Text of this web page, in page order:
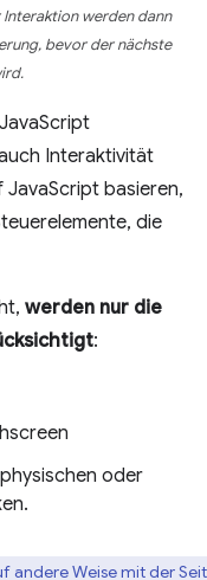
werden dann
bevor der nächste
Interaktivität
basieren,
die
werden nur die
:
oder
andere Weise mit der